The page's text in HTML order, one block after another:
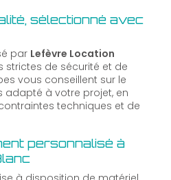
sélectionné avec
par Lefèvre Location
strictes de sécurité et de
vous conseillent sur le
adapté à votre projet, en
techniques et de
personnalisé à